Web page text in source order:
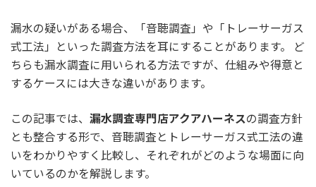
漏水の疑いがある場合、「音聴調査」や「トレーサーガス
式工法」といった調査方法を耳にすることがあります。 ど
ちらも漏水調査に用いられる方法ですが、仕組みや得意と
するケースには大きな違いがあります。
この記事では、 漏水調査専門店アクアハーネス の調査方針
とも整合する形で、音聴調査とトレーサーガス式工法の違
いをわかりやすく比較し、それぞれがどのような場面に向
いているのかを解説します。